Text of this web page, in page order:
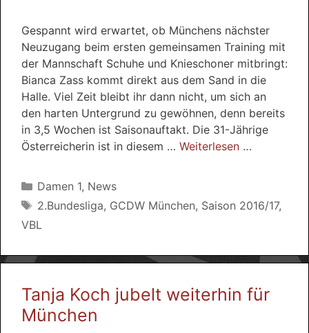
Gespannt wird erwartet, ob Münchens nächster
Neuzugang beim ersten gemeinsamen Training mit
der Mannschaft Schuhe und Knieschoner mitbringt:
Bianca Zass kommt direkt aus dem Sand in die
Halle. Viel Zeit bleibt ihr dann nicht, um sich an
den harten Untergrund zu gewöhnen, denn bereits
in 3,5 Wochen ist Saisonauftakt. Die 31-Jährige
Österreicherin ist in diesem … Weiterlesen …
Kategorien
Damen 1, News
Schlagwörter
2.Bundesliga, GCDW München, Saison 2016/17,
VBL
Tanja Koch jubelt weiterhin für
München